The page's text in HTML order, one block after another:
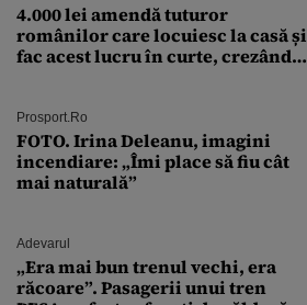
4.000 lei amendă tuturor
românilor care locuiesc la casă și
fac acest lucru în curte, crezând
Prosport.ro
FOTO. Irina Deleanu, imagini
incendiare: „Îmi place să fiu cât
mai naturală”
Adevarul
„Era mai bun trenul vechi, era
răcoare”. Pasagerii unui tren